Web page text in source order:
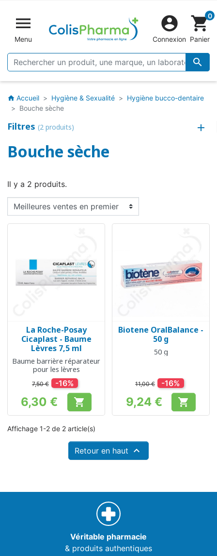

Menu


Connexion
shopping_cart0
Panier
home Accueil Hygiène & Sexualité
Hygiène bucco-dentaire
Bouche sèche
Filtres (2 produits)
Bouche sèche
Il y a 2 produits.
La Roche-Posay
Cicaplast - Baume
Lèvres 7,5 ml
Baume barrière réparateur
pour les lèvres
7,50 € -16%
Prix
6,30 € 
Biotene OralBalance -
50 g
50 g
11,00 € -16%
Prix
9,24 € 
Affichage 1-2 de 2 article(s)
Retour en haut 
Véritable pharmacie
& produits authentiques